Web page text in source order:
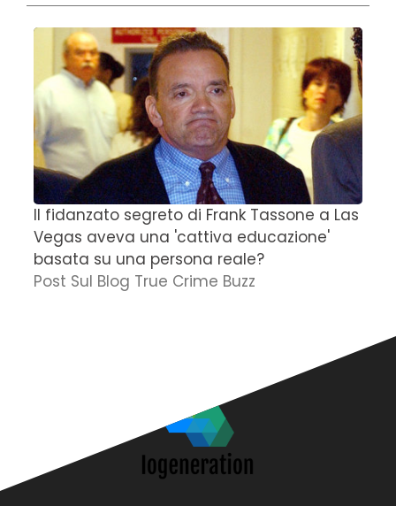
Il fidanzato segreto di Frank Tassone a Las
Vegas aveva una 'cattiva educazione'
basata su una persona reale?
Post Sul Blog True Crime Buzz